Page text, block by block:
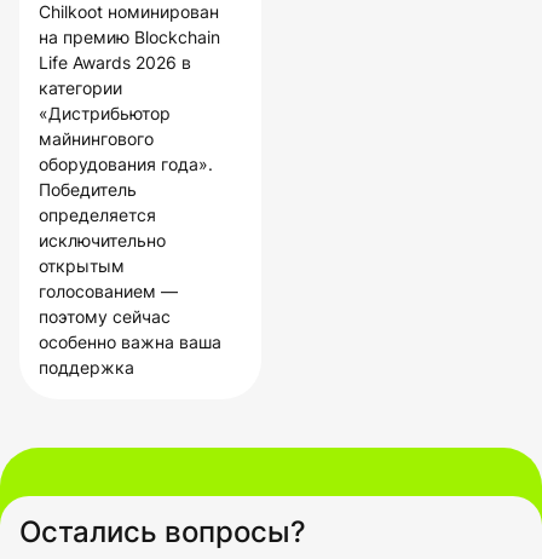
Chilkoot номинирован
на премию Blockchain
Life Awards 2026 в
категории
«Дистрибьютор
майнингового
оборудования года».
Победитель
определяется
исключительно
открытым
голосованием —
поэтому сейчас
особенно важна ваша
поддержка
Остались вопросы?